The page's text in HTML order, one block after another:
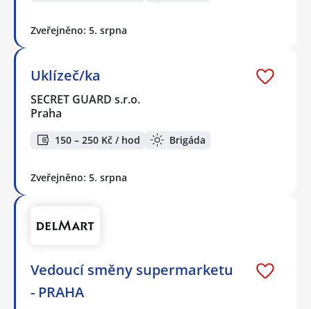
Zveřejněno: 5. srpna
Uklízeč/ka
SECRET GUARD s.r.o.
Praha
150 – 250 Kč / hod Brigáda
Zveřejněno: 5. srpna
Vedoucí směny supermarketu
- PRAHA